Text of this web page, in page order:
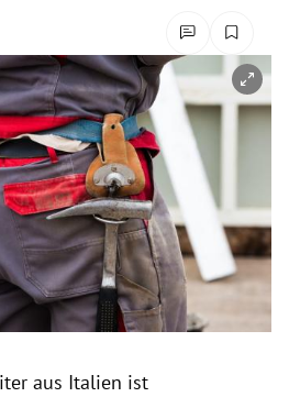
aus Italien ist